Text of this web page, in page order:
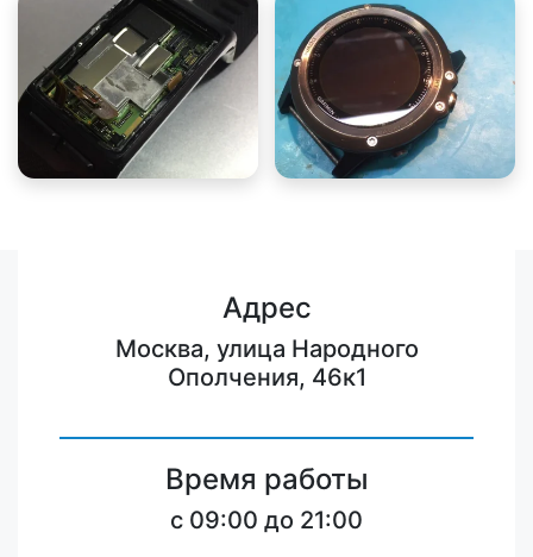
Адрес
Москва, улица Народного
Ополчения, 46к1
Время работы
c 09:00 до 21:00